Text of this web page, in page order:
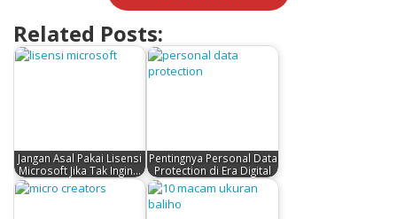
Related Posts:
Jangan Asal Pakai Lisensi
Microsoft Jika Tak Ingin…
Pentingnya Personal Data
Protection di Era Digital